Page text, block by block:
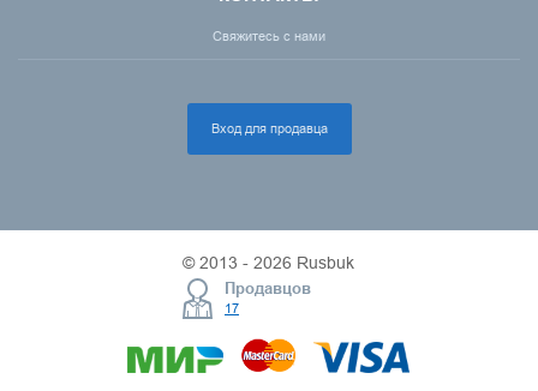
Свяжитесь с нами
Вход для продавца
© 2013 - 2026 Rusbuk
Продавцов
17